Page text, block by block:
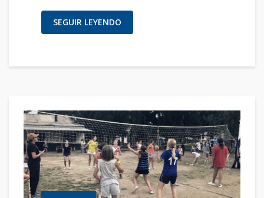
SEGUIR LEYENDO